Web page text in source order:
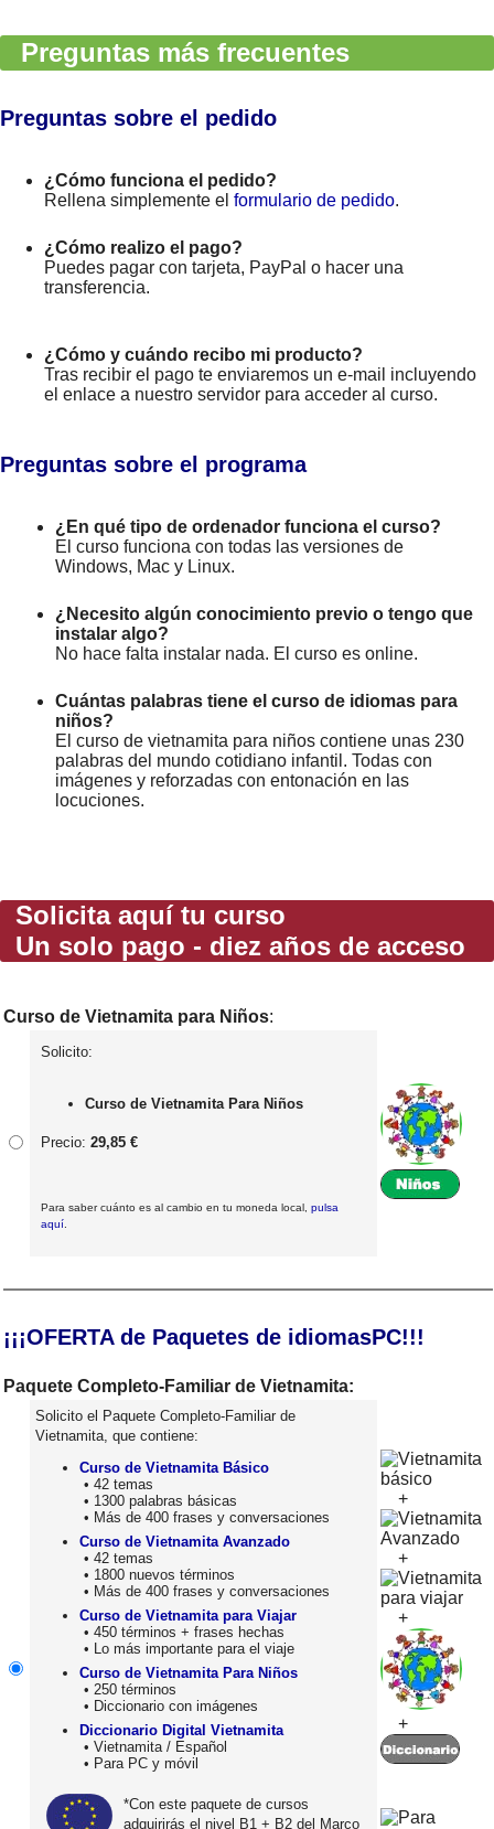
Preguntas más frecuentes
Preguntas sobre el pedido
¿Cómo funciona el pedido?
Rellena simplemente el formulario de pedido.
¿Cómo realizo el pago?
Puedes pagar con tarjeta, PayPal o hacer una
transferencia.
¿Cómo y cuándo recibo mi producto?
Tras recibir el pago te enviaremos un e-mail incluyendo
el enlace a nuestro servidor para acceder al curso.
Preguntas sobre el programa
¿En qué tipo de ordenador funciona el curso?
El curso funciona con todas las versiones de
Windows, Mac y Linux.
¿Necesito algún conocimiento previo o tengo que
instalar algo?
No hace falta instalar nada. El curso es online.
Cuántas palabras tiene el curso de idiomas para
niños?
El curso de vietnamita para niños contiene unas 230
palabras del mundo cotidiano infantil. Todas con
imágenes y reforzadas con entonación en las
locuciones.
Solicita aquí tu curso
Un solo pago - diez años de acceso
Curso de Vietnamita para Niños:
Solicito:
Curso de Vietnamita Para Niños
Precio: 29,85 €
Para saber cuánto es al cambio en tu moneda local, pulsa
aquí
¡¡¡OFERTA de Paquetes de idiomasPC!!!
Paquete Completo-Familiar de Vietnamita:
Solicito el Paquete Completo-Familiar de
Vietnamita, que contiene:
Curso de Vietnamita Básico
• 42 temas
• 1300 palabras básicas
• Más de 400 frases y conversaciones
Curso de Vietnamita Avanzado
• 42 temas
• 1800 nuevos términos
• Más de 400 frases y conversaciones
Curso de Vietnamita para Viajar
• 450 términos + frases hechas
• Lo más importante para el viaje
Curso de Vietnamita Para Niños
• 250 términos
• Diccionario con imágenes
Diccionario Digital Vietnamita
• Vietnamita / Español
• Para PC y móvil
*Con este paquete de cursos
adquirirás el nivel B1 + B2 del Marco
+
+
+
+